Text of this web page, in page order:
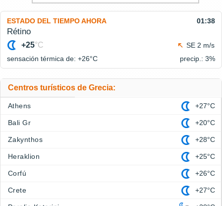
ESTADO DEL TIEMPO AHORA 01:38
Rétino
+25°C
SE 2 m/s
sensación térmica de: +26°C precip.: 3%
Centros turísticos de Grecia:
Athens +27°C
Bali Gr +20°C
Zakynthos +28°C
Heraklion +25°C
Corfú +26°C
Crete +27°C